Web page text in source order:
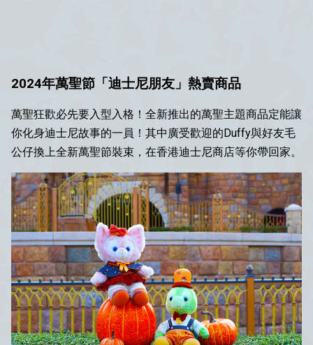
2024年萬聖節「迪士尼朋友」熱賣商品
萬聖狂歡必先要入型入格！全新推出的萬聖主題商品定能讓
你化身迪士尼故事的一員！其中廣受歡迎的Duffy與好友毛
公仔換上全新萬聖節裝束，在香港迪士尼商店等你帶回家。